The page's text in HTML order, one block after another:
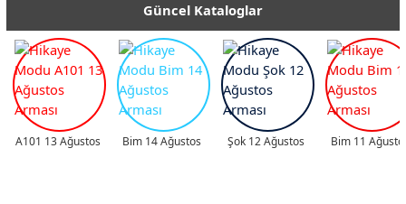
Güncel Kataloglar
A101 13 Ağustos Bim 14 Ağustos Şok 12 Ağustos Bim 11